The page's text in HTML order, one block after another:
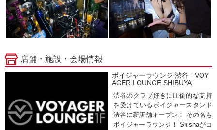
店舗・施設・会場情報
ボイジャーラウンジ 渋谷 - VOY
AGER LOUNGE SHIBUYA
渋谷のクラブ好きに圧倒的な支持
を受けているボイジャースタンド
渋谷に新店舗オープン！ その名も
ボイジャーラウンジ！ Shishaがコ